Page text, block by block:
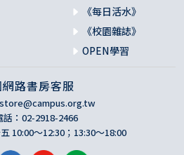
《每日活水》
《校園雜誌》
OPEN學習
路書房客服
話：02-2918-2466
10:00～12:30；13:30～18:00